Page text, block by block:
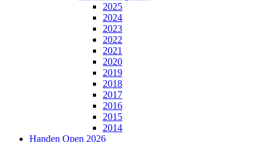
2025
2024
2023
2022
2021
2020
2019
2018
2017
2016
2015
2014
Handen Open 2026